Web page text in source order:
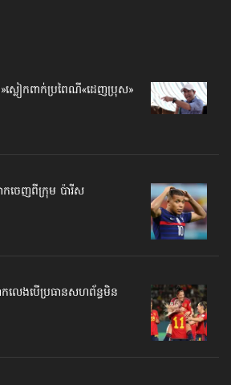
ស្លៀកពាក់ប្រពៃណី​«ដេញប្រុស»
ាកចេញពីក្រុម ប៉ារីស
កលេង​​បើប្រធានសហព័ន្ធ​មិន